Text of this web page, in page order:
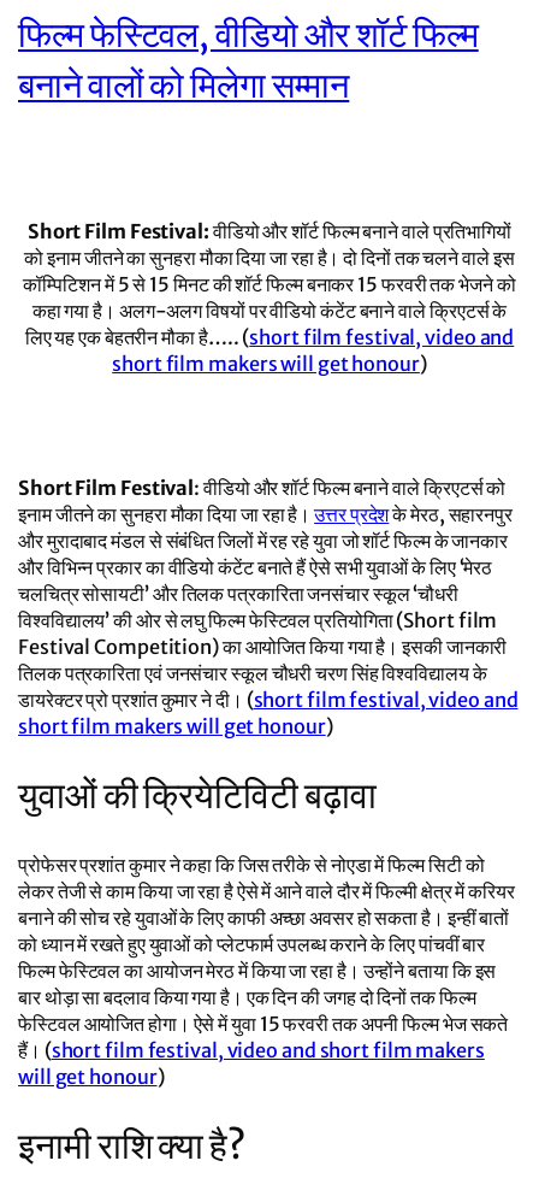
फिल्म फेस्टिवल, वीडियो और शॉर्ट फिल्म
बनाने वालों को मिलेगा सम्मान
Short Film Festival:वीडियो और शॉर्ट फिल्म बनाने वाले प्रतिभागियों
को इनाम जीतने का सुनहरा मौका दिया जा रहा है। दो दिनों तक चलने वाले इस
कॉम्पिटिशन में 5 से 15 मिनट की शॉर्ट फिल्म बनाकर 15 फरवरी तक भेजने को
कहा गया है। अलग-अलग विषयों पर वीडियो कंटेंट बनाने वाले क्रिएटर्स के
लिए यह एक बेहतरीन मौका है….. (short film festival, video and
short film makers will get honour)
Short Film Festival : वीडियो और शॉर्ट फिल्म बनाने वाले क्रिएटर्स को
इनाम जीतने का सुनहरा मौका दिया जा रहा है।उत्तर प्रदेशके मेरठ, सहारनपुर
और मुरादाबाद मंडल से संबंधित जिलों में रह रहे युवा जो शॉर्ट फिल्म के जानकार
और विभिन्न प्रकार का वीडियो कंटेंट बनाते हैं ऐसे सभी युवाओं के लिए ‘मेरठ
चलचित्र सोसायटी’ और तिलक पत्रकारिता जनसंचार स्कूल ‘चौधरी
विश्वविद्यालय’ की ओर से लघु फिल्म फेस्टिवल प्रतियोगिता (Short film
Festival Competition) का आयोजित किया गया है। इसकी जानकारी
तिलक पत्रकारिता एवं जनसंचार स्कूल चौधरी चरण सिंह विश्वविद्यालय के
डायरेक्टर प्रो प्रशांत कुमार ने दी। (short film festival, video and
short film makers will get honour)
युवाओं की क्रियेटिविटी बढ़ावा
प्रोफेसर प्रशांत कुमार ने कहा कि जिस तरीके से नोएडा में फिल्म सिटी को
लेकर तेजी से काम किया जा रहा है ऐसे में आने वाले दौर में फिल्मी क्षेत्र में करियर
बनाने की सोच रहे युवाओं के लिए काफी अच्छा अवसर हो सकता है। इन्हीं बातों
को ध्यान में रखते हुए युवाओं को प्लेटफार्म उपलब्ध कराने के लिए पांचवीं बार
फिल्म फेस्टिवल का आयोजन मेरठ में किया जा रहा है। उन्होंने बताया कि इस
बार थोड़ा सा बदलाव किया गया है। एक दिन की जगह दो दिनों तक फिल्म
फेस्टिवल आयोजित होगा। ऐसे में युवा 15 फरवरी तक अपनी फिल्म भेज सकते
हैं। (short film festival, video and short film makers
will get honour)
इनामी राशि क्या है?